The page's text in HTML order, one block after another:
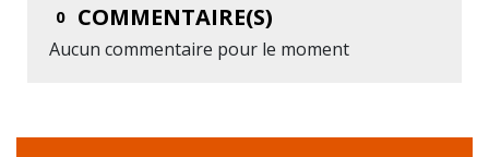
0 COMMENTAIRE(S)
Aucun commentaire pour le moment